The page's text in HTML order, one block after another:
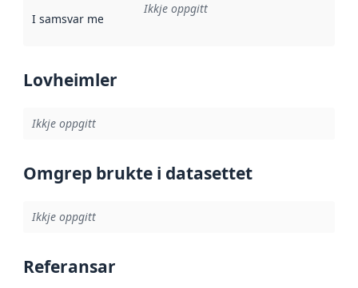
I samsvar med Referanse til ei implementeringsregel eller
Ikkje oppgitt
Lovheimler
Ikkje oppgitt
Omgrep brukte i datasettet
Ikkje oppgitt
Referansar